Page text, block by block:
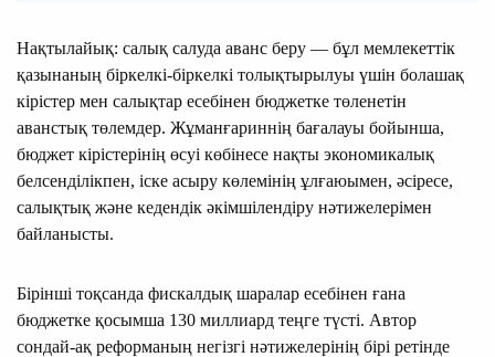
Нақтылайық: салық салуда аванс беру — бұл мемлекеттік
қазынаның біркелкі-біркелкі толықтырылуы үшін болашақ
кірістер мен салықтар есебінен бюджетке төленетін
аванстық төлемдер. Жұманғариннің бағалауы бойынша,
бюджет кірістерінің өсуі көбінесе нақты экономикалық
белсенділікпен, іске асыру көлемінің ұлғаюымен, әсіресе,
салықтық және кедендік әкімшілендіру нәтижелерімен
байланысты.
Бірінші тоқсанда фискалдық шаралар есебінен ғана
бюджетке қосымша 130 миллиард теңге түсті. Автор
сондай-ақ реформаның негізгі нәтижелерінің бірі ретінде